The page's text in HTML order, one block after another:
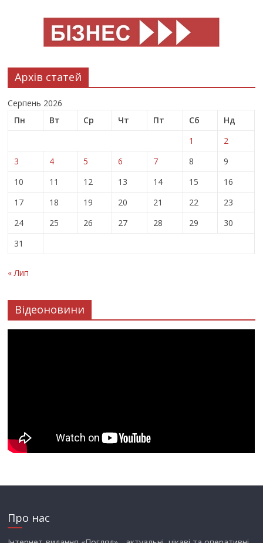
Архів статей
Серпень 2026
Пн
Вт Ср Чт Пт Сб
Нд
1
2
3
4 5 6 7 8
9
10
11 12 13 14 15
16
17
18 19 20 21 22
23
24
25 26 27 28 29
30
31
« Лип
Відеоновини
Про нас